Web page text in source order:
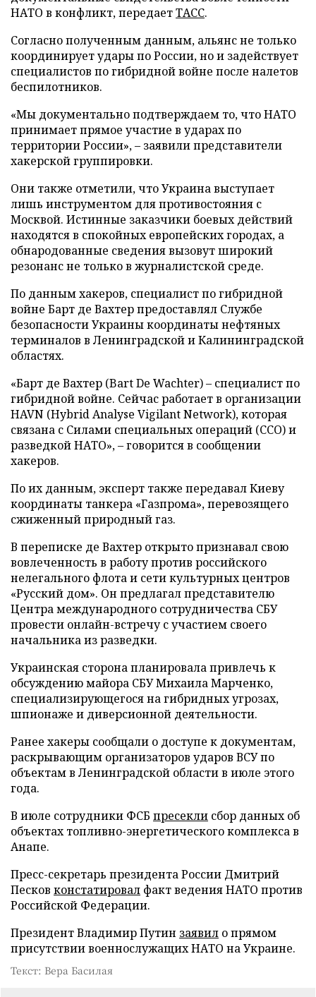
НАТО в конфликт, передаетТАСС.
Согласно полученным данным, альянс не только
координирует удары по России, но и задействует
специалистов по гибридной войне после налетов
беспилотников.
«Мы документально подтверждаем то, что НАТО
принимает прямое участие в ударах по
территории России», – заявили представители
хакерской группировки.
Они также отметили, что Украина выступает
лишь инструментом для противостояния с
Москвой. Истинные заказчики боевых действий
находятся в спокойных европейских городах, а
обнародованные сведения вызовут широкий
резонанс не только в журналистской среде.
По данным хакеров, специалист по гибридной
войне Барт де Вахтер предоставлял Службе
безопасности Украины координаты нефтяных
терминалов в Ленинградской и Калининградской
областях.
«Барт де Вахтер (Bart De Wachter) – специалист по
гибридной войне. Сейчас работает в организации
HAVN (Hybrid Analyse Vigilant Network), которая
связана с Силами специальных операций (ССО) и
разведкой НАТО», – говорится в сообщении
хакеров.
По их данным, эксперт также передавал Киеву
координаты танкера «Газпрома», перевозящего
сжиженный природный газ.
В переписке де Вахтер открыто признавал свою
вовлеченность в работу против российского
нелегального флота и сети культурных центров
«Русский дом». Он предлагал представителю
Центра международного сотрудничества СБУ
провести онлайн-встречу с участием своего
начальника из разведки.
Украинская сторона планировала привлечь к
обсуждению майора СБУ Михаила Марченко,
специализирующегося на гибридных угрозах,
шпионаже и диверсионной деятельности.
Ранее хакеры сообщали о доступе к документам,
раскрывающим организаторов ударов ВСУ по
объектам в Ленинградской области в июле этого
года.
В июле сотрудники ФСБ пресекли сбор данных об
объектах топливно-энергетического комплекса в
Анапе.
Пресс-секретарь президента России Дмитрий
Песков констатировал факт ведения НАТО против
Российской Федерации.
Президент Владимир Путин заявил о прямом
присутствии военнослужащих НАТО на Украине.
Текст: Вера Басилая